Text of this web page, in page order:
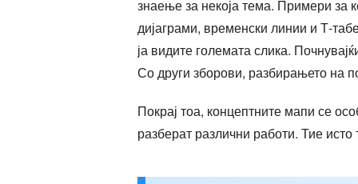
знаење за некоја тема. Примери за
дијаграми, временски линии и Т-
ја видите големата слика.
Со други зборови, разбирањето на
Покрај тоа, концептните мапи се
разберат различни работи. Тие